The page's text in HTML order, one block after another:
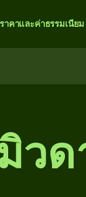
ราคาและค่าธรรมเนียม
วด